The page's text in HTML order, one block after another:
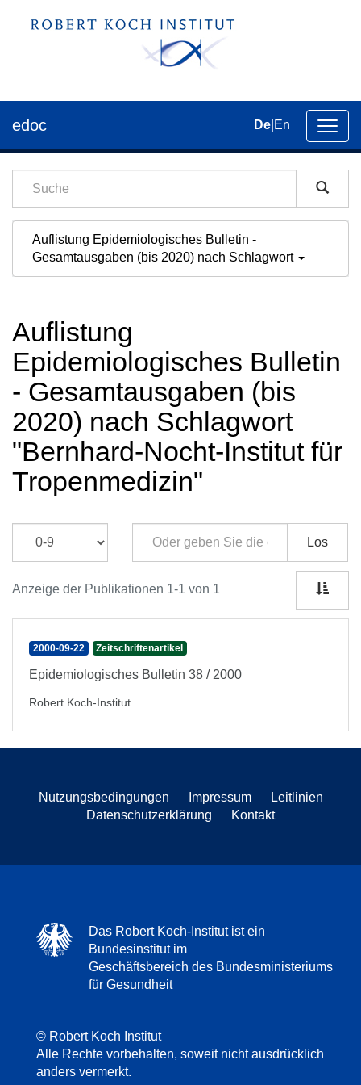
der
edoc De En
Auflistung Epidemiologisches Bulletin -
Gesamtausgaben (bis 2020) nach Schlagwort
Auflistung
Epidemiologisches Bulletin
- Gesamtausgaben (bis
2020) nach Schlagwort
"Bernhard-Nocht-Institut für
Tropenmedizin"
Los
Anzeige der Publikationen 1-1 von 1
2000-09-22 Zeitschriftenartikel
Epidemiologisches Bulletin 38 / 2000
Robert Koch-Institut
Nutzungsbedingungen Impressum
Leitlinien
Datenschutzerklärung
Kontakt
Das Robert Koch-Institut ist ein
Bundesinstitut im
Geschäftsbereich des Bundesministeriums
für Gesundheit
© Robert Koch Institut
Alle Rechte vorbehalten, soweit nicht ausdrücklich
anders vermerkt.